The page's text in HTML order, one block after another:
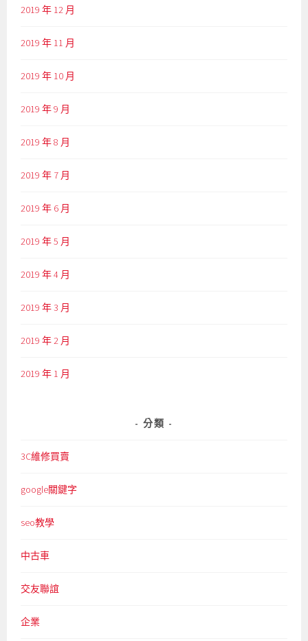
2019 年 12 月
2019 年 11 月
2019 年 10 月
2019 年 9 月
2019 年 8 月
2019 年 7 月
2019 年 6 月
2019 年 5 月
2019 年 4 月
2019 年 3 月
2019 年 2 月
2019 年 1 月
分類
3C維修買賣
google關鍵字
seo教學
中古車
交友聯誼
企業